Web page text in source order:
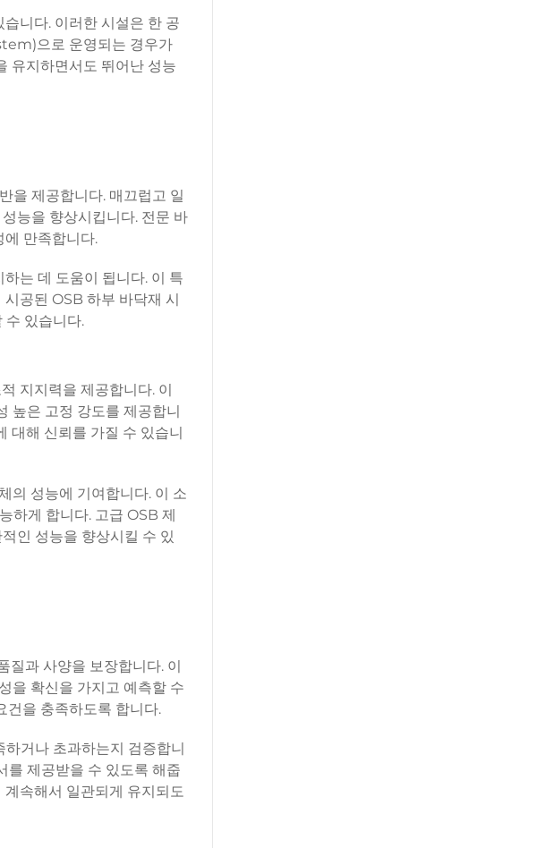
니다. 이러한 시설은 한 공
으로 운영되는 경우가
유지하면서도 뛰어난 성능
을 제공합니다. 매끄럽고 일
능을 향상시킵니다. 전문 바
만족합니다.
는 데 도움이 됩니다. 이 특
공된 OSB 하부 바닥재 시
수 있습니다.
지지력을 제공합니다. 이
높은 고정 강도를 제공합니
대해 신뢰를 가질 수 있습니
의 성능에 기여합니다. 이 소
하게 합니다. 고급 OSB 제
인 성능을 향상시킬 수 있
질과 사양을 보장합니다. 이
을 확신을 가지고 예측할 수
건을 충족하도록 합니다.
거나 초과하는지 검증합니
를 제공받을 수 있도록 해줍
속해서 일관되게 유지되도